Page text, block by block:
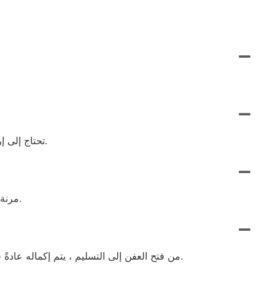
تحتاج إلى إرسال العمل الفني (الشعار) بمعلومات عن الحجم والسماك والمواد والمرفقات وأي متطلبات خاصة ، وبعد ذلك سنوفر لك سعرًا.
كمية الحد الأدنى للطلب (MOQ) مرنة. ليس لدينا الحد الأدنى من كمية الطلب ، ونحن نقبل أوامر من أي حجم وفقًا لاحتياجات العميل.
من فتح العفن إلى التسليم ، يتم إكماله عادةً في غضون 7 إلى 10 أيام ، اعتمادًا على التصميم والكمية. يتم قبول الطلبات العاجلة ، ولدينا خط إنتاج خاص لخدمة أوامر الاندفاع.